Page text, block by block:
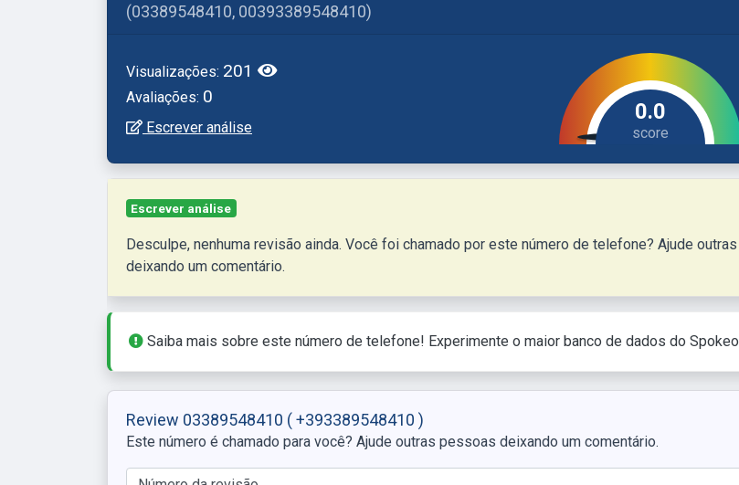
(03389548410, 00393389548410)
Visualizações: 201
Avaliações: 0
Escrever análise
0.0
Escrever análise
Desculpe, nenhuma revisão ainda. Você foi chamado por este número de telefone? Ajude outras pessoas
deixando um comentário.
Saiba mais sobre este número de telefone! Experimente o maior banco de dados do Spokeo
Review 03389548410 ( +393389548410 )
Este número é chamado para você? Ajude outras pessoas deixando um comentário.